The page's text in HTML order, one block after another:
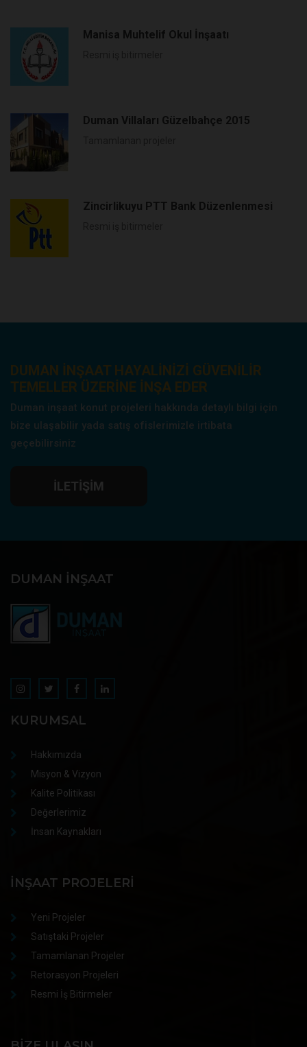
Manisa Muhtelif Okul İnşaatı
Duman Villaları Güzelbahçe 2015
Zincirlikuyu PTT Bank Düzenlenmesi
DUMAN INŞAAT HAYALINIZI GÜVENILIR
TEMELLER ÜZERINE INŞA EDER
Duman inşaat konut projeleri hakkında detaylı bilgi için
bize ulaşabilir yada satış ofislerimizle irtibata
geçebilirsiniz
İLETIŞIM
DUMAN İNŞAAT
KURUMSAL
Hakkımızda
Misyon & Vizyon
Kalite Politikası
Değerlerimiz
İnsan Kaynakları
İNŞAAT PROJELERI
Yeni Projeler
Satıştaki Projeler
Tamamlanan Projeler
Retorasyon Projeleri
Resmi İş Bitirmeler